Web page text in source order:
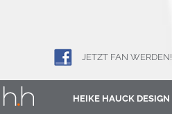
JETZT FAN WERDEN!
HEIKE HAUCK DESIGN